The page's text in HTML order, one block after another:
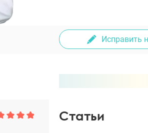
Исправить
Статьи